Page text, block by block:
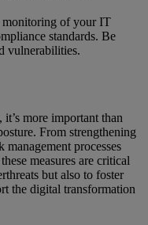
monitoring of your IT
standards. Be
vulnerabilities.
more important than
From strengthening
management processes
measures are critical
but also to foster
the digital transformation